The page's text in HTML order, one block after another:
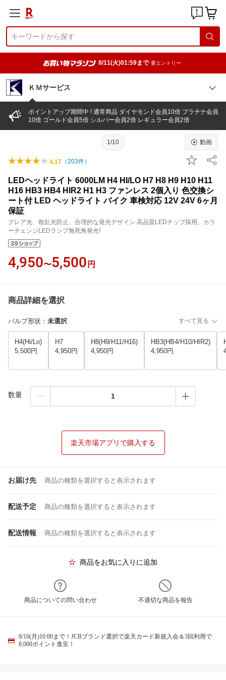
8/11(火)01:59まで 要エントリー
ＫＭサービス
ポイントアップ期間中 ! 通常商品 ダイヤモンド会員10倍 プラチナ会員
10倍 ゴールド会員5倍 シルバー会員2倍 レギュラー会員2倍
1/10 動画
4.17 （203件）
LEDヘッドライト 6000LM H4 HI/LO H7 H8 H9 H10 H11
H16 HB3 HB4 HIR2 H1 H3 ファンレス 2個入り 色交換シ
ート付 LED ヘッドライト バイク 車検対応 12V 24V 6ヶ月
保証
グレア光、散乱光防止、合理的な発光デザイン 高品質LEDチップ採用、カラ
ーチェンジLEDランプ無死角発光!
4,950〜5,500 円
商品詳細を選択
バルブ形状 ： 未選択 すべて見る
H4(Hi/Lo)
5,500円
H7
4,950円
H8(H9/H11/H16)
4,950円
HB3(HB4/H10/HIR2)
4,950円
数量
楽天市場アプリで購入する
お届け先 商品の種類を選択すると表示されます
配送予定 商品の種類を選択すると表示されます
配送情報 商品の種類を選択すると表示されます
商品をお気に入りに追加
商品についての問い合わせ 不適切な商品を報告
8/10(月)10:00まで！JCBブランド選択で楽天カード新規入会＆3回利用で
8,000ポイント進呈！